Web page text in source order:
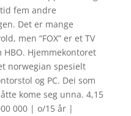
fem andre
Det er mange
men “FOX” er et TV
HBO. Hjemmekontoret
norwegian spesielt
og PC. Dei som
kome seg unna. 4,15
000 | o/15 år |